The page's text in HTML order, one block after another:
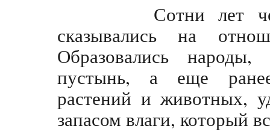
Сотни лет
сказывались на
Образовались
пустынь, а еще
растений и животных,
запасом влаги, который